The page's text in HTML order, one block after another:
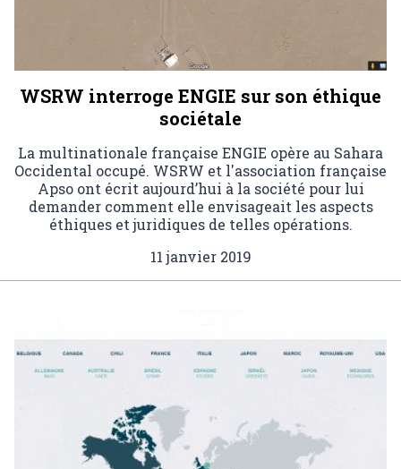
WSRW interroge ENGIE sur son éthique
sociétale
La multinationale française ENGIE opère au Sahara
Occidental occupé. WSRW et l'association française
Apso ont écrit aujourd’hui à la société pour lui
demander comment elle envisageait les aspects
éthiques et juridiques de telles opérations.
11 janvier 2019